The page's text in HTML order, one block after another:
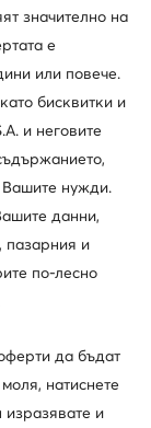
SUMMER
Син
значително на
е
или повече.
бисквитки и
и неговите
Вашите нужди.
данни,
пазарния и
по-лесно
да бъдат
натиснете
и